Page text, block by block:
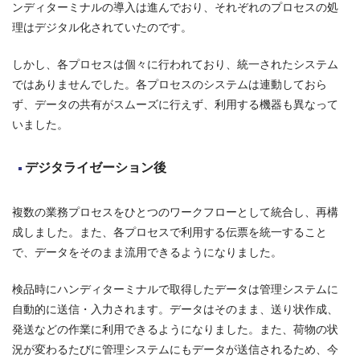
ンディターミナルの導入は進んでおり、それぞれのプロセスの処
理はデジタル化されていたのです。
しかし、各プロセスは個々に行われており、統一されたシステム
ではありませんでした。各プロセスのシステムは連動しておら
ず、データの共有がスムーズに行えず、利用する機器も異なって
いました。
デジタライゼーション後
複数の業務プロセスをひとつのワークフローとして統合し、再構
成しました。また、各プロセスで利用する伝票を統一すること
で、データをそのまま流用できるようになりました。
検品時にハンディターミナルで取得したデータは管理システムに
自動的に送信・入力されます。データはそのまま、送り状作成、
発送などの作業に利用できるようになりました。また、荷物の状
況が変わるたびに管理システムにもデータが送信されるため、今